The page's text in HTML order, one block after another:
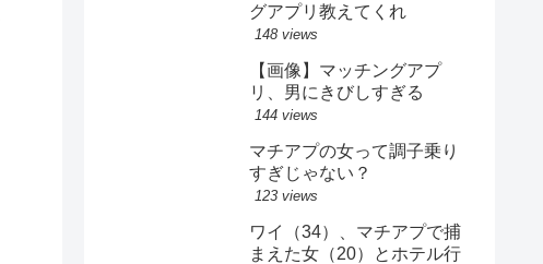
グアプリ教えてくれ
148 views
【画像】マッチングアプ
リ、男にきびしすぎる
144 views
マチアプの女って調子乗り
すぎじゃない？
123 views
ワイ（34）、マチアプで捕
まえた女（20）とホテル行